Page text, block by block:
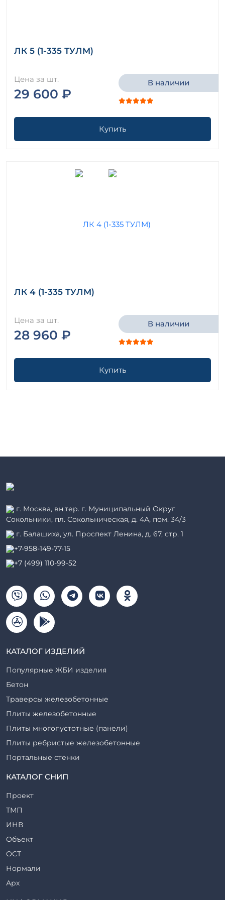
ЛК 5 (1-335 ТУЛМ)
Цена за шт.
29 600 ₽
В наличии
Купить
ЛК 4 (1-335 ТУЛМ)
Цена за шт.
28 960 ₽
В наличии
Купить
г. Москва, вн.тер. г. Муниципальный Округ
Сокольники, пл. Сокольническая, д. 4А, пом. 34/3
г. Балашиха, ул. Проспект Ленина, д. 67, стр. 1
+7-958-149-77-15
+7 (499) 110-99-52
КАТАЛОГ ИЗДЕЛИЙ
Популярные ЖБИ изделия
Бетон
Траверсы железобетонные
Плиты железобетонные
Плиты многопустотные (панели)
Плиты ребристые железобетонные
Портальные стенки
Прогоны железобетонные
Ригели железобетонные
Сваи железобетонные
Стеновые блоки
Стойки железобетонные
Столбы железобетонные
Закладные детали
Трубы железобетонные
КАТАЛОГ СНИП
Проект
ТМП
ИНВ
Объект
ОСТ
Нормали
Арх
ТР